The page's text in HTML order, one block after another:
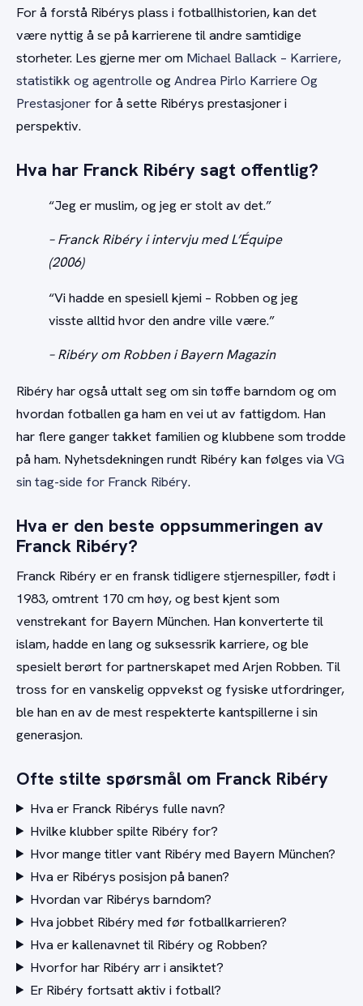
For å forstå Ribérys plass i fotballhistorien, kan det
være nyttig å se på karrierene til andre samtidige
storheter. Les gjerne mer om Michael Ballack – Karriere,
statistikk og agentrolle ogAndrea Pirlo Karriere Og
Prestasjoner for å sette Ribérys prestasjoner i
perspektiv.
Hva har Franck Ribéry sagt offentlig?
“Jeg er muslim, og jeg er stolt av det.”
– Franck Ribéry i intervju med L’Équipe
(2006)
“Vi hadde en spesiell kjemi – Robben og jeg
visste alltid hvor den andre ville være.”
– Ribéry om Robben i Bayern Magazin
Ribéry har også uttalt seg om sin tøffe barndom og om
hvordan fotballen ga ham en vei ut av fattigdom. Han
har flere ganger takket familien og klubbene som trodde
på ham. Nyhetsdekningen rundt Ribéry kan følges via VG
sin tag-side for Franck Ribéry.
Hva er den beste oppsummeringen av
Franck Ribéry?
Franck Ribéry er en fransk tidligere stjernespiller, født i
1983, omtrent 170 cm høy, og best kjent som
venstrekant for Bayern München. Han konverterte til
islam, hadde en lang og suksessrik karriere, og ble
spesielt berørt for partnerskapet med Arjen Robben. Til
tross for en vanskelig oppvekst og fysiske utfordringer,
ble han en av de mest respekterte kantspillerne i sin
generasjon.
Ofte stilte spørsmål om Franck Ribéry
Hva er Franck Ribérys fulle navn?
Hvilke klubber spilte Ribéry for?
Hvor mange titler vant Ribéry med Bayern München?
Hva er Ribérys posisjon på banen?
Hvordan var Ribérys barndom?
Hva jobbet Ribéry med før fotballkarrieren?
Hva er kallenavnet til Ribéry og Robben?
Hvorfor har Ribéry arr i ansiktet?
Er Ribéry fortsatt aktiv i fotball?